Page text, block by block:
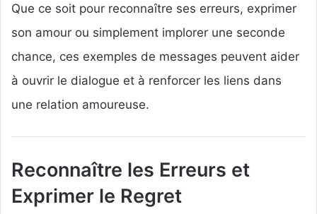
Que ce soit pour reconnaître ses erreurs, exprimer
son amour ou simplement implorer une seconde
chance, ces exemples de messages peuvent aider
à ouvrir le dialogue et à renforcer les liens dans
une relation amoureuse.
Reconnaître les Erreurs et
Exprimer le Regret